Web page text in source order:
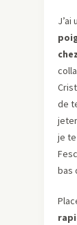
J’ai
chez
de
je
bas